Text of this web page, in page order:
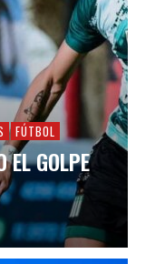
FÚTBOL
EL GOLPE